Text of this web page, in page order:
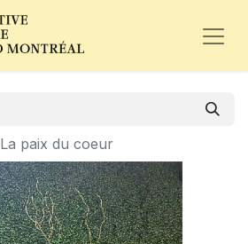
La paix du coeur